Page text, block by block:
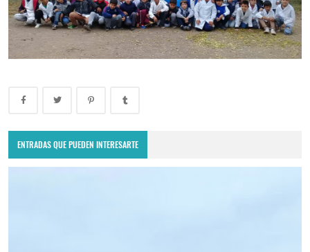
ENTRADAS QUE PUEDEN INTERESARTE